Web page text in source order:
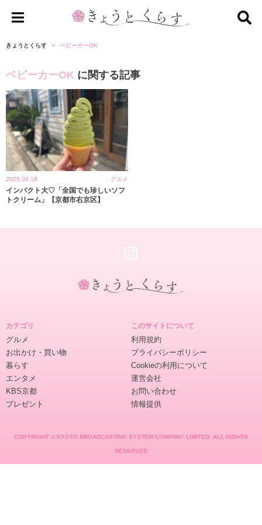
ょ
と
く
ら
す
きょうとくらす ベビーカーOK
ベビーカーOK に関する記事
2025.04.18 グルメ
インパクト大♡「全国でも珍しいソフ
トクリーム」【京都市右京区】
カテゴリ
グルメ
お出かけ・買い物
暮らす
エンタメ
KBS京都
プレゼント
このサイトについて
利用規約
プライバシーポリシー
Cookieの利用について
運営会社
お問い合わせ
情報提供
COPYRIGHT © KYOTO BROADCASTING SYSTEM COMPANY LIMITED. ALL RIGHTS
RESERVED